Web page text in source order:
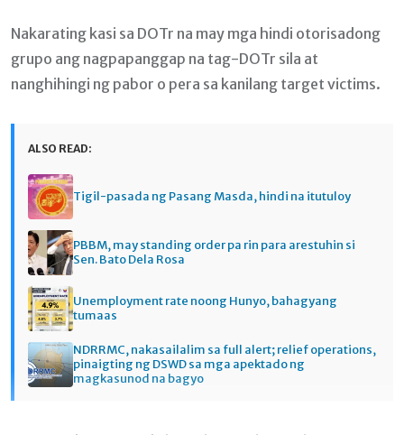
Nakarating kasi sa DOTr na may mga hindi otorisadong
grupo ang nagpapanggap na tag-DOTr sila at
nanghihingi ng pabor o pera sa kanilang target victims.
ALSO READ:
Tigil-pasada ng Pasang Masda, hindi na itutuloy
PBBM, may standing order pa rin para arestuhin si
Sen. Bato Dela Rosa
Unemployment rate noong Hunyo, bahagyang
tumaas
NDRRMC, nakasailalim sa full alert; relief operations,
pinaigting ng DSWD sa mga apektado ng
magkasunod na bagyo